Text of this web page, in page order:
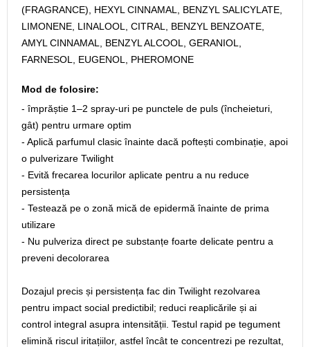
(FRAGRANCE), HEXYL CINNAMAL, BENZYL SALICYLATE,
LIMONENE, LINALOOL, CITRAL, BENZYL BENZOATE,
AMYL CINNAMAL, BENZYL ALCOOL, GERANIOL,
FARNESOL, EUGENOL, PHEROMONE
Mod de folosire:
- împrăștie 1–2 spray-uri pe punctele de puls (încheieturi,
gât) pentru urmare optim
- Aplică parfumul clasic înainte dacă poftești combinație, apoi
o pulverizare Twilight
- Evită frecarea locurilor aplicate pentru a nu reduce
persistența
- Testează pe o zonă mică de epidermă înainte de prima
utilizare
- Nu pulveriza direct pe substanțe foarte delicate pentru a
preveni decolorarea
Dozajul precis și persistența fac din Twilight rezolvarea
pentru impact social predictibil; reduci reaplicările și ai
control integral asupra intensității. Testul rapid pe tegument
elimină riscul iritațiilor, astfel încât te concentrezi pe rezultat,